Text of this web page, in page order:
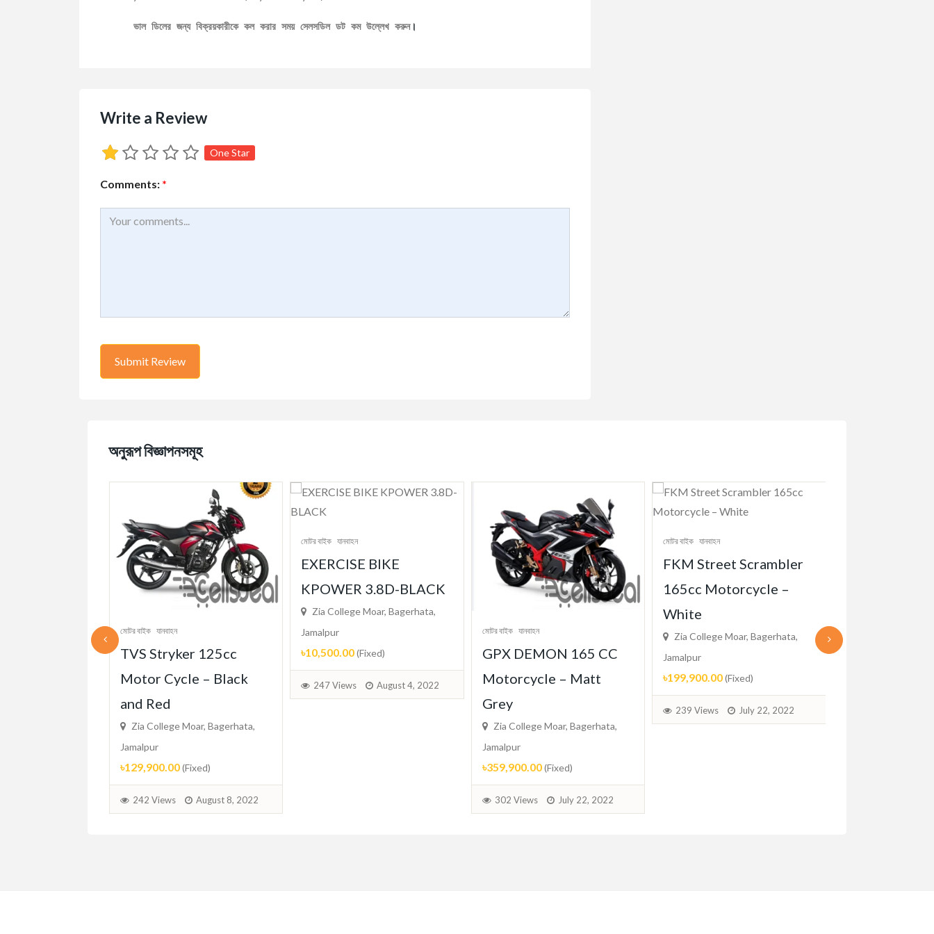
ভাল ডিলের জন্য বিক্রয়কারীকে কল করার সময় সেলসডিল ডট কম উল্লেখ করুন।
Write a Review
One Star
Comments: *
অনুরূপ বিজ্ঞাপনসমূহ
যানবাহন
TVS Stryker 125cc
Motor Cycle – Black
Zia College Moar, Bagerhata,
(Fixed)
August 8, 2022
মোটর বাইক
EXERCISE BIKE
KPOWER 3.8D-BLACK
Zia College Moar, Bagerhata,
৳10,500.00 (Fixed)
247 Views August 4, 2022
GPX DEMON 165 CC
Motorcycle – Matt
Grey
Zia College Moar, Bagerhata,
(Fixed)
July 22, 2022
মোটর বাইক
FKM Street Scrambler
165cc Motorcycle –
Zia College Moar, Bagerhata,
Jamalpur
৳199,900.00 (Fixed)
July 22, 2022
মোটর বাইক যানবাহন
Zia College Moar, Bagerhata,